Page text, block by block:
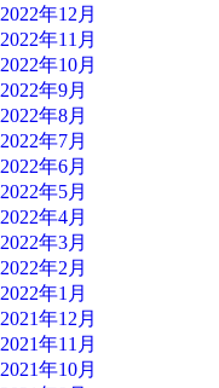
2022年12月
2022年11月
2022年10月
2022年9月
2022年8月
2022年7月
2022年6月
2022年5月
2022年4月
2022年3月
2022年2月
2022年1月
2021年12月
2021年11月
2021年10月